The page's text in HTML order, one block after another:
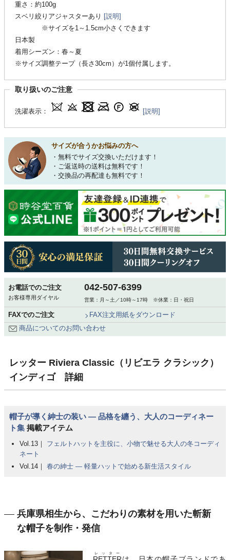
重さ：約100g
スベリ絞りアジャスターあり [説明]
※サイズを1～1.5cm小さくできます
日本製
着用シーズン：春～夏
※サイズ調整テープ（長さ30cm）が1個付属します。
取り扱いのご注意
洗濯表示： [説明]
サイズが合うかお悩みの方へ
・無料でサイズ交換いただけます！
・ご返送時の送料は無料です！
・交換品の再配達も無料です！
お電話でのご注文
お客様専用ダイヤル
042-507-6399
営業：月～土／10時～17時 ※休業：日・祝日
FAXでのご注文
FAX注文用紙をダウンロード
商品についてのお問い合わせ
レッター Riviera Classic（リビエラ クラシック）
インディゴ 詳細
帽子が導く紳士の装い ― 品格を纏う、大人のコーディネー
ト集 掲載アイテム
Vol.13｜ フェルトハットを主役に、小物で魅せる大人の冬コーディ
ネート
Vol.14｜ 春の紳士 ― 軽量ハットで始める新生活スタイル
兵庫県相生から、こだわりの素材を用いた斬新
な帽子を制作・発信
レッター